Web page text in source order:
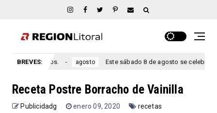
BREVES:
Ríos. agosto Este sábado 8 de agosto se celebra el
Receta Postre Borracho de Vainilla
Publicidadg enero 09, 2020 recetas